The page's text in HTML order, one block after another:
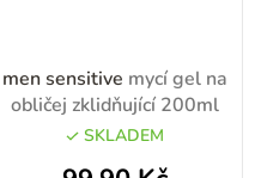
men sensitive mycí gel na
obličej zklidňující 200ml
SKLADEM